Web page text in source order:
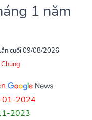
1 năm
cuối 09/08/2026
2024
2023